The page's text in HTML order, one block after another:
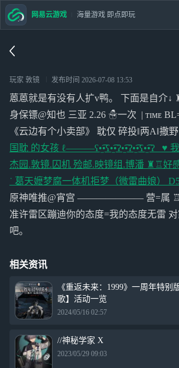
玩家 敦镜 发布时间 2026-07-08 13:53
蒽蒽就是有没有人扩v鸭。 下面是自介↓
身保镖@知也 三亚 2.26 ☃︎一次 | ᴛɪᴍᴇ
《云边有个小卖部》 耽仅 碎投‖两A‖撒
国耽 的女孩 ℓ———ʕ•̫͡•ʕ•̫͡•ʔ•̫͡•ʔ•̫͡•ʕ•̫͡•ʔ _♥︎
杰园.敦镜.囚机 殓邮.映镜组.博潘 ♜♖好
˙ 葛天嬷梦腐一体机拒梦（微雷曲娘）
原神唯推@宵宫 ——————— 营=属 ♖
准许雷区蹦迪 ​你的态度=我的态度 ​无雷
吧。
相关资讯
《重返未来：1999》一周年特别
歌】活动一览
2024/05/16 02:57
//神秘学家 X
2023/05/29 09:03
网易云游戏 海量游戏 即点即玩